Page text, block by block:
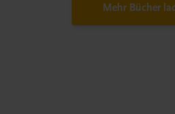
Mehr Bücher